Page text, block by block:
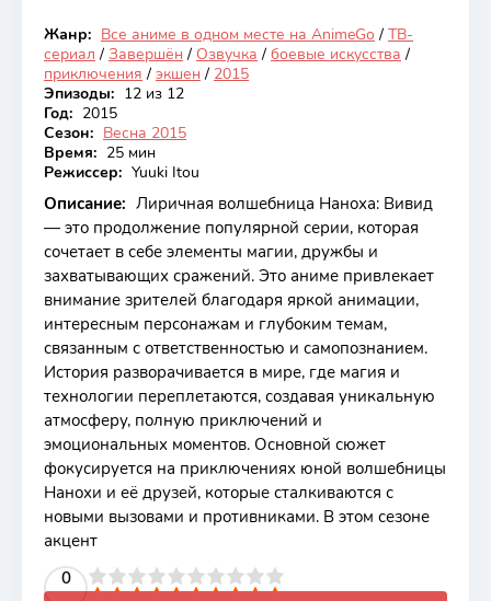
Закончен
Жанр: Все аниме в одном месте на AnimeGo / ТВ-
сериал / Завершён / Озвучка / боевые искусства /
приключения / экшен / 2015
Эпизоды: 12 из 12
Год: 2015
Сезон: Весна 2015
Время: 25 мин
Режиссер: Yuuki Itou
Описание: Лиричная волшебница Наноха: Вивид
— это продолжение популярной серии, которая
сочетает в себе элементы магии, дружбы и
захватывающих сражений. Это аниме привлекает
внимание зрителей благодаря яркой анимации,
интересным персонажам и глубоким темам,
связанным с ответственностью и самопознанием.
История разворачивается в мире, где магия и
технологии переплетаются, создавая уникальную
атмосферу, полную приключений и
эмоциональных моментов. Основной сюжет
фокусируется на приключениях юной волшебницы
Нанохи и её друзей, которые сталкиваются с
новыми вызовами и противниками. В этом сезоне
акцент
0
4 5 6 7 8 9 10